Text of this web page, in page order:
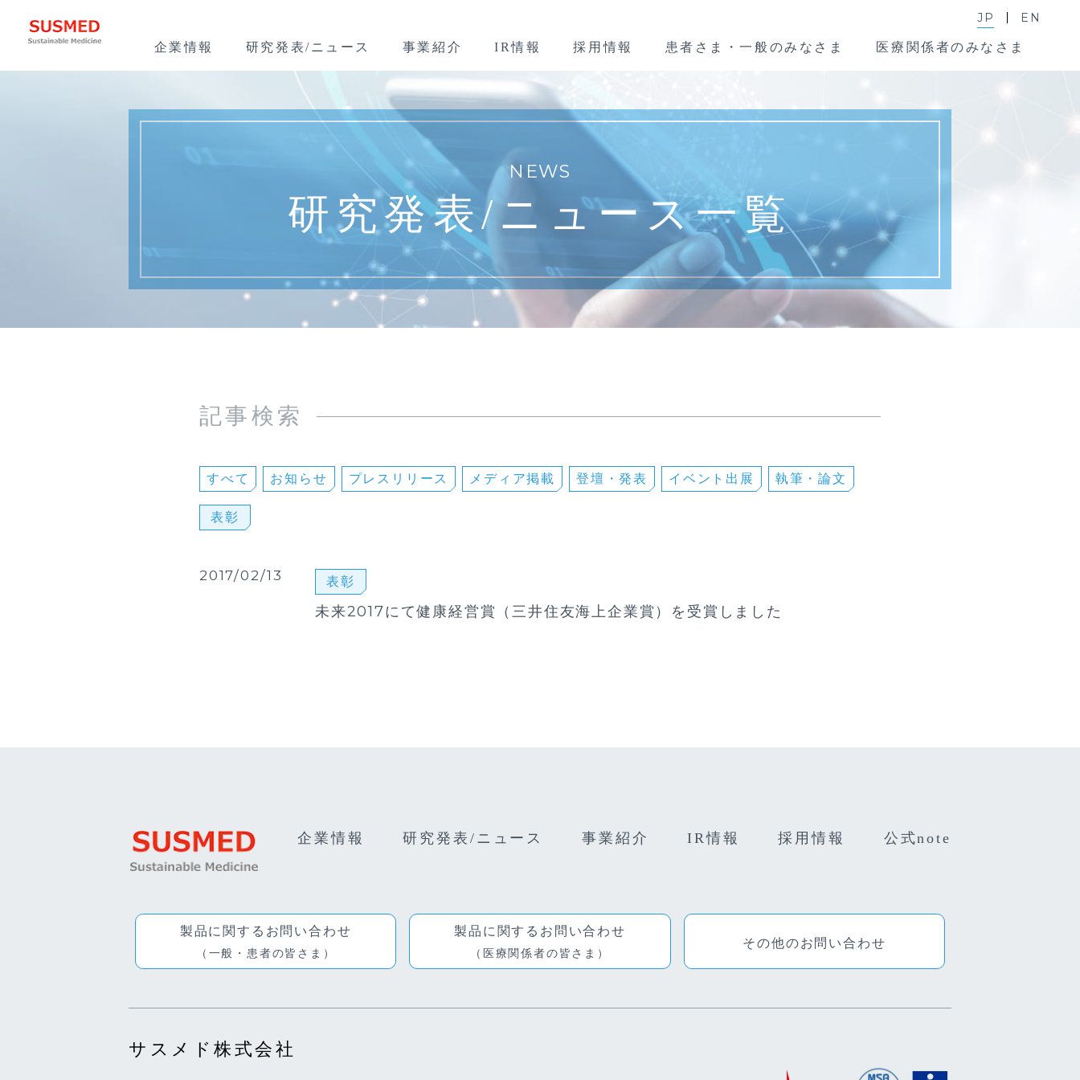
JP EN
企業情報 研究発表/ニュース 事業紹介 IR情報 採用情報 患者さま・一般のみなさま 医療関係者のみなさま
NEWS
研究発表/ニュース一覧
記事検索
すべて お知らせ プレスリリース メディア掲載 登壇・発表 イベント出展 執筆・論⽂
表彰
2017/02/13 表彰
未来2017にて健康経営賞（三井住友海上企業賞）を受賞しました
企業情報 研究発表/ニュース 事業紹介 IR情報 採用情報 公式note
製品に関するお問い合わせ
（一般・患者の皆さま）
製品に関するお問い合わせ
（医療関係者の皆さま）
その他のお問い合わせ
サスメド株式会社